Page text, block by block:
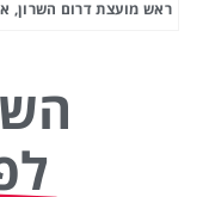
ראש מועצת דרום השרון,